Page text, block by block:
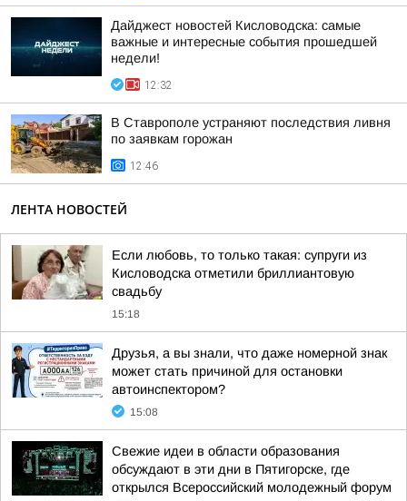
Дайджест новостей Кисловодска: самые
важные и интересные события прошедшей
недели!
12:32
В Ставрополе устраняют последствия ливня
по заявкам горожан
12:46
ЛЕНТА НОВОСТЕЙ
Если любовь, то только такая: супруги из
Кисловодска отметили бриллиантовую
свадьбу
15:18
Друзья, а вы знали, что даже номерной знак
может стать причиной для остановки
автоинспектором?
15:08
Свежие идеи в области образования
обсуждают в эти дни в Пятигорске, где
открылся Всероссийский молодежный форум